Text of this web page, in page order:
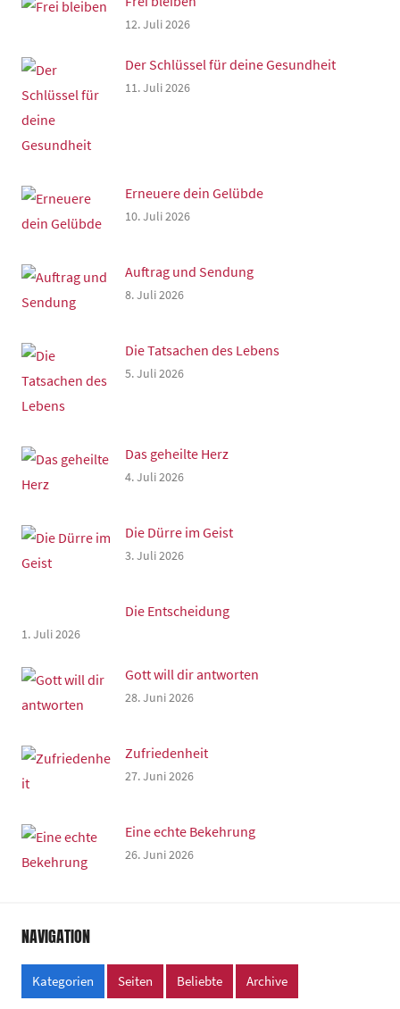
12. Juli 2026
Der Schlüssel für deine Gesundheit
11. Juli 2026
Erneuere dein Gelübde
10. Juli 2026
Auftrag und Sendung
8. Juli 2026
Die Tatsachen des Lebens
5. Juli 2026
Das geheilte Herz
4. Juli 2026
Die Dürre im Geist
3. Juli 2026
Die Entscheidung
1. Juli 2026
Gott will dir antworten
28. Juni 2026
Zufriedenheit
27. Juni 2026
Eine echte Bekehrung
26. Juni 2026
NAVIGATION
Kategorien Seiten Beliebte Archive